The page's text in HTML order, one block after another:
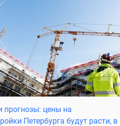
прогнозы: цены на
Петербурга будут расти, в